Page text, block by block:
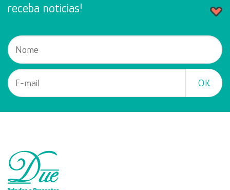
receba noticias!